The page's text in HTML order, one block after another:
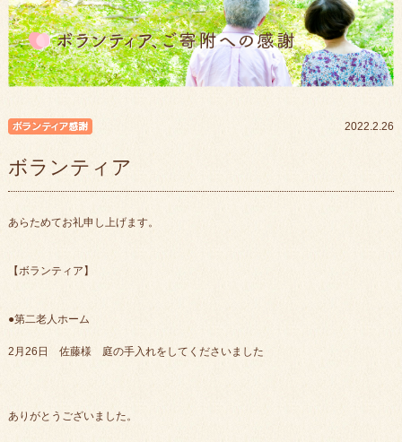
2022.2.26
ボランティア
あらためてお礼申し上げます。
【ボランティア】
●第二老人ホーム
2月26日 佐藤様 庭の手入れをしてくださいました
ありがとうございました。